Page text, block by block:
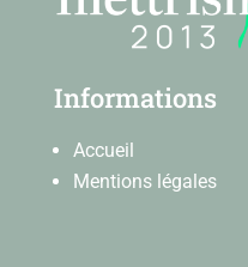
Informations
Accueil
Mentions légales